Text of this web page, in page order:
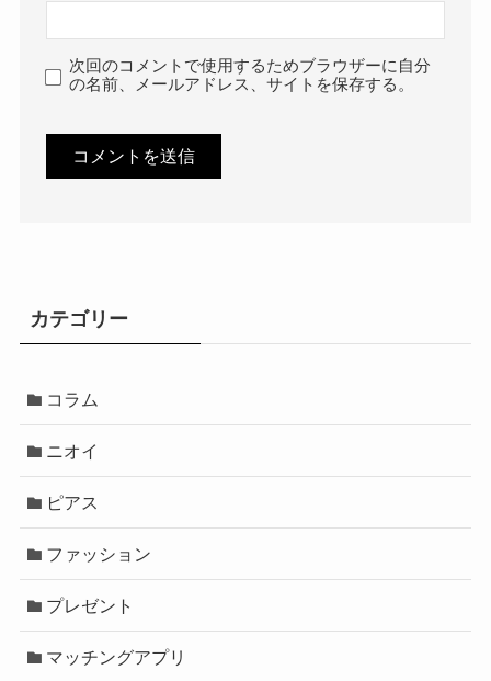
次回のコメントで使用するためブラウザーに自分
の名前、メールアドレス、サイトを保存する。
カテゴリー
コラム
ニオイ
ピアス
ファッション
プレゼント
マッチングアプリ